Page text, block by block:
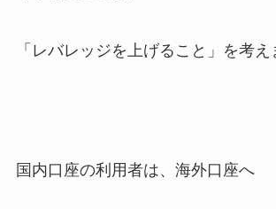
「レバレッジを上げること」を考え
国内口座の利用者は、海外口座へ